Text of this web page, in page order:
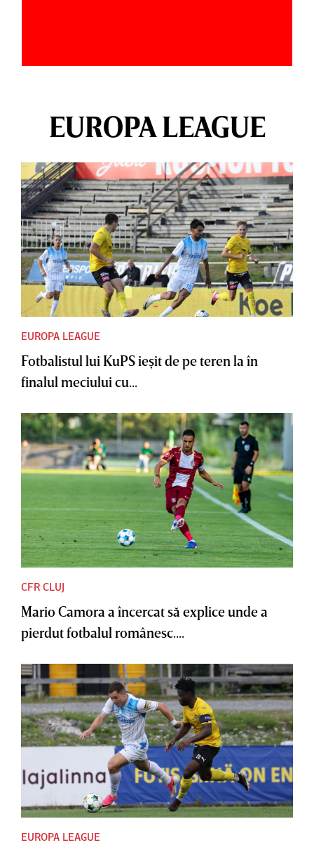
EUROPA LEAGUE
EUROPA LEAGUE
Fotbalistul lui KuPS ieşit de pe teren la în
finalul meciului cu...
CFR CLUJ
Mario Camora a încercat să explice unde a
pierdut fotbalul românesc....
EUROPA LEAGUE